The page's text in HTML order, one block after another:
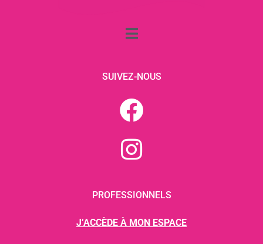
SUIVEZ-NOUS
PROFESSIONNELS
J’ACCÈDE À MON ESPACE